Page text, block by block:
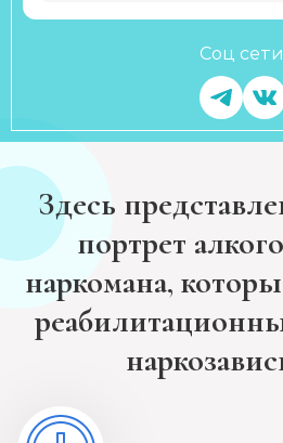
Соц
Здесь
портрет
наркомана,